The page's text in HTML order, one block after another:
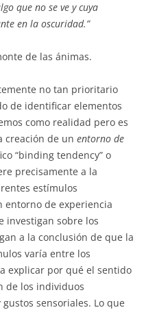
que no se ve y cuya
en la oscuridad.”
de las ánimas.
no tan prioritario
de identificar elementos
como realidad pero es
creación de un entorno de
“binding tendency” o
precisamente a la
estímulos
entorno de experiencia
investigan sobre los
a la conclusión de que la
varía entre los
explicar por qué el sentido
de los individuos
sensoriales. Lo que